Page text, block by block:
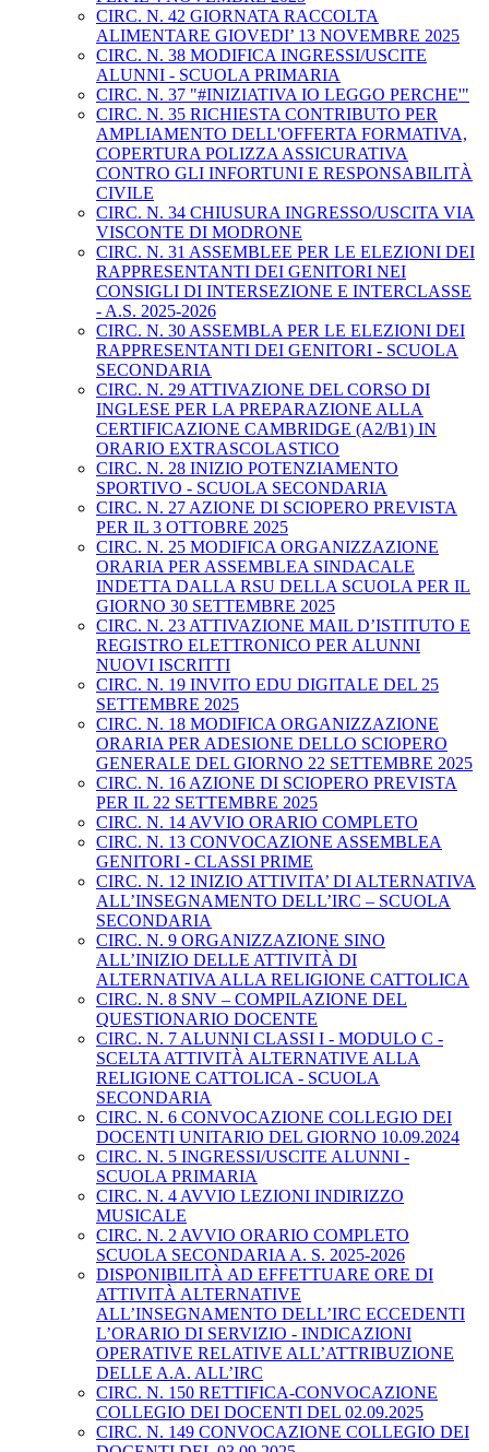
CIRC. N. 42 GIORNATA RACCOLTA
ALIMENTARE GIOVEDI’ 13 NOVEMBRE 2025
CIRC. N. 38 MODIFICA INGRESSI/USCITE
ALUNNI - SCUOLA PRIMARIA
CIRC. N. 37 "#INIZIATIVA IO LEGGO PERCHE'"
CIRC. N. 35 RICHIESTA CONTRIBUTO PER
AMPLIAMENTO DELL'OFFERTA FORMATIVA,
COPERTURA POLIZZA ASSICURATIVA
CONTRO GLI INFORTUNI E RESPONSABILITÀ
CIVILE
CIRC. N. 34 CHIUSURA INGRESSO/USCITA VIA
VISCONTE DI MODRONE
CIRC. N. 31 ASSEMBLEE PER LE ELEZIONI DEI
RAPPRESENTANTI DEI GENITORI NEI
CONSIGLI DI INTERSEZIONE E INTERCLASSE
- A.S. 2025-2026
CIRC. N. 30 ASSEMBLA PER LE ELEZIONI DEI
RAPPRESENTANTI DEI GENITORI - SCUOLA
SECONDARIA
CIRC. N. 29 ATTIVAZIONE DEL CORSO DI
INGLESE PER LA PREPARAZIONE ALLA
CERTIFICAZIONE CAMBRIDGE (A2/B1) IN
ORARIO EXTRASCOLASTICO
CIRC. N. 28 INIZIO POTENZIAMENTO
SPORTIVO - SCUOLA SECONDARIA
CIRC. N. 27 AZIONE DI SCIOPERO PREVISTA
PER IL 3 OTTOBRE 2025
CIRC. N. 25 MODIFICA ORGANIZZAZIONE
ORARIA PER ASSEMBLEA SINDACALE
INDETTA DALLA RSU DELLA SCUOLA PER IL
GIORNO 30 SETTEMBRE 2025
CIRC. N. 23 ATTIVAZIONE MAIL D’ISTITUTO E
REGISTRO ELETTRONICO PER ALUNNI
NUOVI ISCRITTI
CIRC. N. 19 INVITO EDU DIGITALE DEL 25
SETTEMBRE 2025
CIRC. N. 18 MODIFICA ORGANIZZAZIONE
ORARIA PER ADESIONE DELLO SCIOPERO
GENERALE DEL GIORNO 22 SETTEMBRE 2025
CIRC. N. 16 AZIONE DI SCIOPERO PREVISTA
PER IL 22 SETTEMBRE 2025
CIRC. N. 14 AVVIO ORARIO COMPLETO
CIRC. N. 13 CONVOCAZIONE ASSEMBLEA
GENITORI - CLASSI PRIME
CIRC. N. 12 INIZIO ATTIVITA’ DI ALTERNATIVA
ALL’INSEGNAMENTO DELL’IRC – SCUOLA
SECONDARIA
CIRC. N. 9 ORGANIZZAZIONE SINO
ALL’INIZIO DELLE ATTIVITÀ DI
ALTERNATIVA ALLA RELIGIONE CATTOLICA
CIRC. N. 8 SNV – COMPILAZIONE DEL
QUESTIONARIO DOCENTE
CIRC. N. 7 ALUNNI CLASSI I - MODULO C -
SCELTA ATTIVITÀ ALTERNATIVE ALLA
RELIGIONE CATTOLICA - SCUOLA
SECONDARIA
CIRC. N. 6 CONVOCAZIONE COLLEGIO DEI
DOCENTI UNITARIO DEL GIORNO 10.09.2024
CIRC. N. 5 INGRESSI/USCITE ALUNNI -
SCUOLA PRIMARIA
CIRC. N. 4 AVVIO LEZIONI INDIRIZZO
MUSICALE
CIRC. N. 2 AVVIO ORARIO COMPLETO
SCUOLA SECONDARIA A. S. 2025-2026
DISPONIBILITÀ AD EFFETTUARE ORE DI
ATTIVITÀ ALTERNATIVE
ALL’INSEGNAMENTO DELL’IRC ECCEDENTI
L’ORARIO DI SERVIZIO - INDICAZIONI
OPERATIVE RELATIVE ALL’ATTRIBUZIONE
DELLE A.A. ALL’IRC
CIRC. N. 150 RETTIFICA-CONVOCAZIONE
COLLEGIO DEI DOCENTI DEL 02.09.2025
CIRC. N. 149 CONVOCAZIONE COLLEGIO DEI